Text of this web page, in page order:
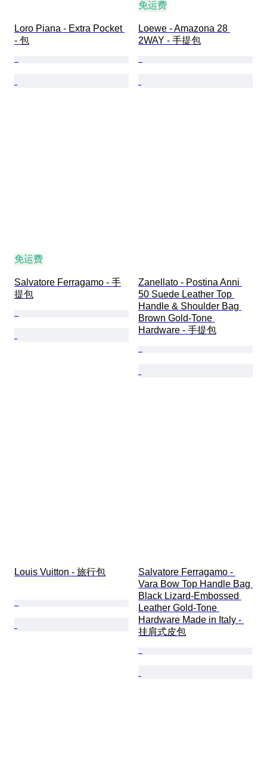
Loro Piana - Extra Pocket
- 包
免运费
Loewe - Amazona 28
2WAY - 手提包
免运费
Salvatore Ferragamo - 手
提包
Zanellato - Postina Anni
50 Suede Leather Top
Handle & Shoulder Bag
Brown Gold-Tone
Hardware - 手提包
Louis Vuitton - 旅行包
Salvatore Ferragamo -
Vara Bow Top Handle Bag
Black Lizard-Embossed
Leather Gold-Tone
Hardware Made in Italy -
挂肩式皮包